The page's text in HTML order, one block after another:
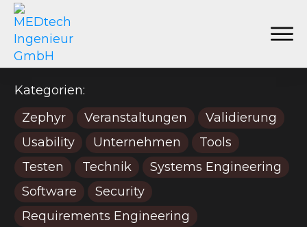
Kategorien:
Zephyr
Veranstaltungen
Validierung
Usability
Unternehmen
Tools
Testen
Technik
Systems Engineering
Software
Security
Requirements Engineering